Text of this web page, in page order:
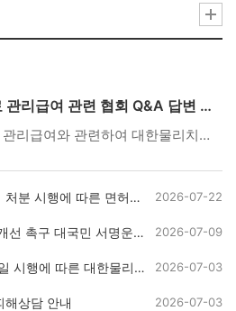
도수치료 관리급여 관련 협회 Q&A 답변 및 성명서 현황
도수치료 관리급여와 관련하여 대한물리치료사협회에서 발표한 Q&A 답변서와 성명서 현황입니다. [아래의 링크를 클릭하세요👇] ① 도수치료 관리급여 시행 관련 협회 Q&A 답변서 및 참고 자료https://m.site.naver.com/2e2DQ ② 도수치료 관리급여 7월 1일 시행에 따른 대한물리치료사협회 성명서(26.6.17)https://m.site.naver.com/2e2E5 ③ 7월 1일 도수치료 관리급여 시행 관련 협회 진행 경과 및 강력 대응 방안 성명서(26.6.16.)https://m.site.naver.com/2e2Eb ④ 도수치료 관리급여 관련 간담회 결과 성명서(26.6.15.)https://m.site.naver.com/2e2Eh ⑤ 건강보험정책심의위원회 도수치료 관리급여 강행 관련 대한물리치료사협회의 강력 규탄 및 총력 대응 성명서(26.6.4.) https://m.site.naver.com/2e2Ep
행에 따른 면허신고 안내 2026-07-22
서명운동 및 피해사례 수집 안내 2026-07-09
른 대한물리치료사협회 성명서 2026-07-03
해상담 안내 2026-07-03